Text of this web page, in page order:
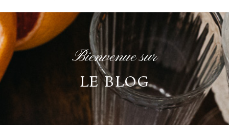
Bienvenue sur
LE BLOG